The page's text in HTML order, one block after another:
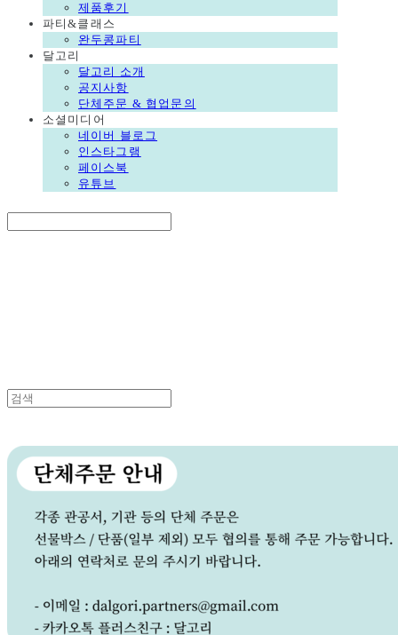
제품후기
파티&클래스
완두콩파티
달고리
달고리 소개
공지사항
단체주문 & 협업문의
소셜미디어
네이버 블로그
인스타그램
페이스북
유튜브